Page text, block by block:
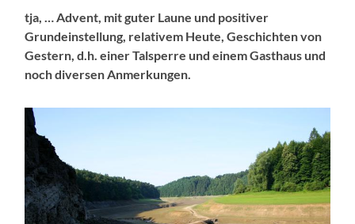
tja, … Advent, mit guter Laune und positiver
Grundeinstellung, relativem Heute, Geschichten von
Gestern, d.h. einer Talsperre und einem Gasthaus und
noch diversen Anmerkungen.